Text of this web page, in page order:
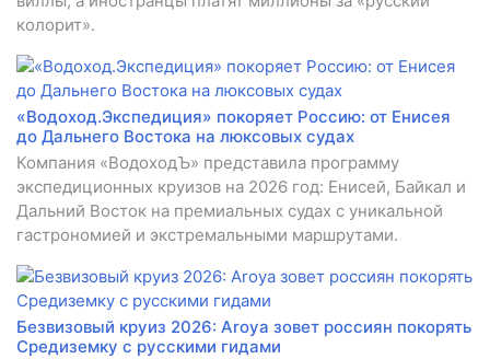
колорит».
«Водоход.Экспедиция» покоряет Россию: от Енисея
до Дальнего Востока на люксовых судах
Компания «ВодоходЪ» представила программу
экспедиционных круизов на 2026 год: Енисей, Байкал и
Дальний Восток на премиальных судах с уникальной
гастрономией и экстремальными маршрутами.
Безвизовый круиз 2026: Aroya зовет россиян покорять
Средиземку с русскими гидами